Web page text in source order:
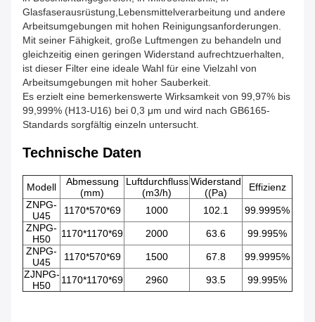
Glasfaserausrüstung,Lebensmittelverarbeitung und andere
Arbeitsumgebungen mit hohen Reinigungsanforderungen.
Mit seiner Fähigkeit, große Luftmengen zu behandeln und
gleichzeitig einen geringen Widerstand aufrechtzuerhalten,
ist dieser Filter eine ideale Wahl für eine Vielzahl von
Arbeitsumgebungen mit hoher Sauberkeit.
Es erzielt eine bemerkenswerte Wirksamkeit von 99,97% bis
99,999% (H13-U16) bei 0,3 μm und wird nach GB6165-
Standards sorgfältig einzeln untersucht.
Technische Daten
Modell
Abmessung
(mm)
Luftdurchfluss
(m3/h)
Widerstand
((Pa)
Effizienz
ZNPG-
U45
1170*570*69 1000 102.1
99.9995%
ZNPG-
H50
1170*1170*69 2000 63.6
99.995%
ZNPG-
U45
1170*570*69 1500 67.8
99.9995%
ZJNPG-
H50
1170*1170*69 2960 93.5 99.995%